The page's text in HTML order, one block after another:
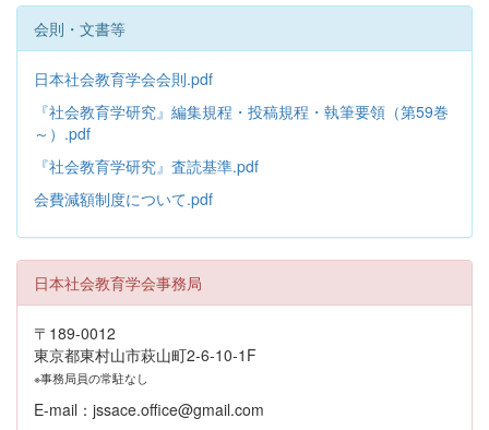
会則・文書等
日本社会教育学会会則.pdf
『社会教育学研究』編集規程・投稿規程・執筆要領（第59巻
～）.pdf
『社会教育学研究』査読基準.pdf
会費減額制度について.pdf
日本社会教育学会事務局
〒189-0012
東京都東村山市萩山町2-6-10-1F
※事務局員の常駐なし
E-mail：jssace.office@gmail.com